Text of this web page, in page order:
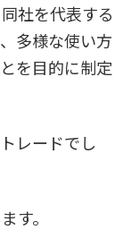
社を代表する
多様な使い方
を目的に制定
レードでし
す。